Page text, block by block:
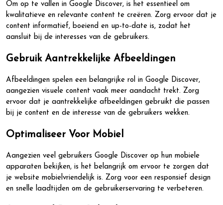
Om op te vallen in Google Discover, is het essentieel om
kwalitatieve en relevante content te creëren. Zorg ervoor dat je
content informatief, boeiend en up-to-date is, zodat het
aansluit bij de interesses van de gebruikers.
Gebruik Aantrekkelijke Afbeeldingen
Afbeeldingen spelen een belangrijke rol in Google Discover,
aangezien visuele content vaak meer aandacht trekt. Zorg
ervoor dat je aantrekkelijke afbeeldingen gebruikt die passen
bij je content en de interesse van de gebruikers wekken.
Optimaliseer Voor Mobiel
Aangezien veel gebruikers Google Discover op hun mobiele
apparaten bekijken, is het belangrijk om ervoor te zorgen dat
je website mobielvriendelijk is. Zorg voor een responsief design
en snelle laadtijden om de gebruikerservaring te verbeteren.